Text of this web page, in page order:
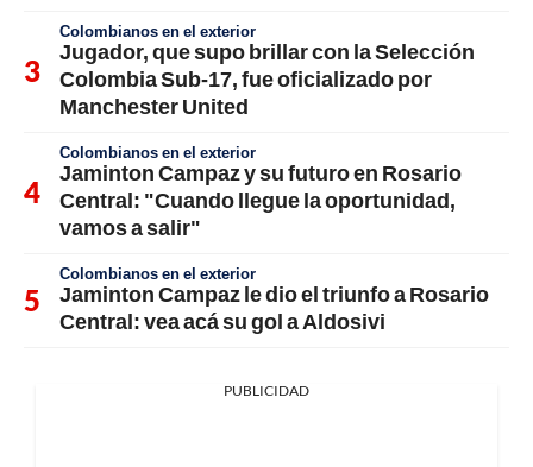
Colombianos en el exterior
Jugador, que supo brillar con la Selección
Colombia Sub-17, fue oficializado por
Manchester United
Colombianos en el exterior
Jaminton Campaz y su futuro en Rosario
Central: "Cuando llegue la oportunidad,
vamos a salir"
Colombianos en el exterior
Jaminton Campaz le dio el triunfo a Rosario
Central: vea acá su gol a Aldosivi
PUBLICIDAD